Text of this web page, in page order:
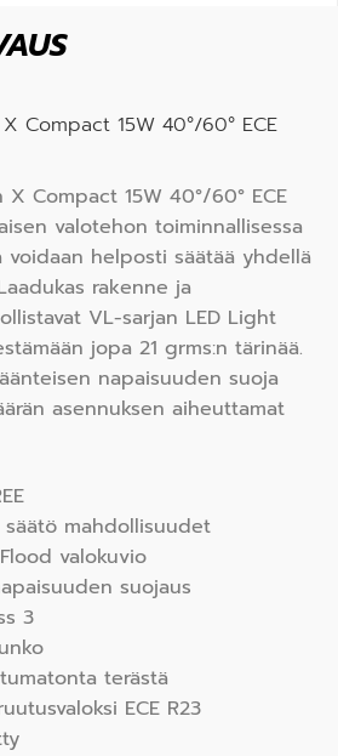
Compact 15W 40°/60° ECE
Compact 15W 40°/60° ECE
valotehon toiminnallisessa
voidaan helposti säätää yhdellä
rakenne ja
VL-sarjan LED Light
jopa 21 grms:n tärinää.
napaisuuden suoja
asennuksen aiheuttamat
mahdollisuudet
valokuvio
suojaus
3
terästä
ECE R23